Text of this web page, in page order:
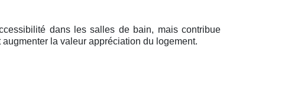
dans les salles de bain, mais contribue
la valeur appréciation du logement.